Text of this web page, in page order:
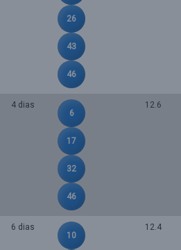
26
43
46
4 dias
6
17
32
46
12.6
6 dias
10
12.4